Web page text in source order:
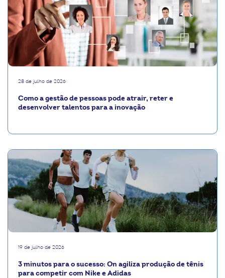
28 de julho de 2026
Como a gestão de pessoas pode atrair, reter e
desenvolver talentos para a inovação
19 de julho de 2026
3 minutos para o sucesso: On agiliza produção de tênis
para competir com Nike e Adidas